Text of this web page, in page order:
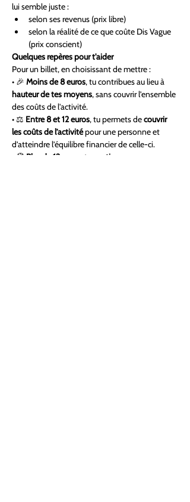
lui semble juste :
selon ses revenus (prix libre)
selon la réalité de ce que coûte Dis Vague
(prix conscient)
Quelques repères pour t'aider
Pour un billet, en choisissant de mettre :
• 🎉 Moins de 8 euros, tu contribues au lieu à
hauteur de tes moyens, sans couvrir l’ensemble
des coûts de l'activité.
• ⚖️ Entre 8 et 12 euros, tu permets de couvrir
les coûts de l’activité pour une personne et
d’atteindre l’équilibre financier de celle-ci.
• 🧭 Plus de 12 euros , tu
soutiens